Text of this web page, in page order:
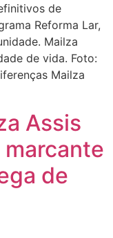
de
Reforma Lar,
Mailza
de vida. Foto:
Mailza
Assis
de